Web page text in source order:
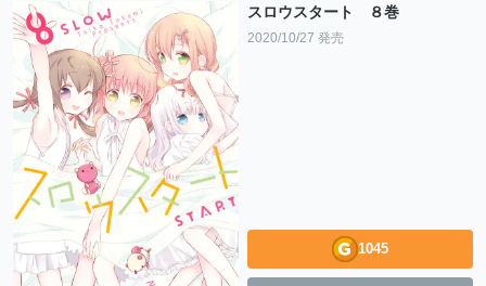
スロウスタート ８巻
2020/10/27 発売
1045